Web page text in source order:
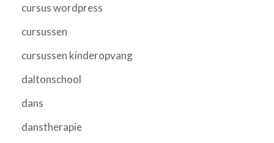
cursus wordpress
cursussen
cursussen kinderopvang
daltonschool
dans
danstherapie